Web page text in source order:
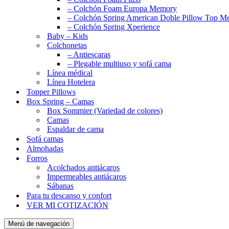
– Colchón Foam Europa Memory
– Colchón Spring American Doble Pillow Top
– Colchón Spring Xperience
Baby – Kids
Colchonetas
– Antiescaras
– Plegable multiuso y sofá cama
Línea médical
Línea Hotelera
Topper Pillows
Box Spring – Camas
Box Sommier (Variedad de colores)
Camas
Espaldar de cama
Sofá camas
Almohadas
Forros
Acolchados antiácaros
Impermeables antiácaros
Sábanas
Para tu descanso y confort
VER MI COTIZACIÓN
Menú de navegación